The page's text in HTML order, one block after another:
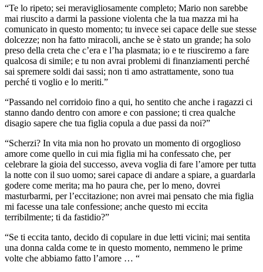
“Te lo ripeto; sei meravigliosamente completo; Mario non sarebbe
mai riuscito a darmi la passione violenta che la tua mazza mi ha
comunicato in questo momento; tu invece sei capace delle sue stesse
dolcezze; non ha fatto miracoli, anche se è stato un grande; ha solo
preso della creta che c’era e l’ha plasmata; io e te riusciremo a fare
qualcosa di simile; e tu non avrai problemi di finanziamenti perché
sai spremere soldi dai sassi; non ti amo astrattamente, sono tua
perché ti voglio e lo meriti.”
“Passando nel corridoio fino a qui, ho sentito che anche i ragazzi ci
stanno dando dentro con amore e con passione; ti crea qualche
disagio sapere che tua figlia copula a due passi da noi?”
“Scherzi? In vita mia non ho provato un momento di orgoglioso
amore come quello in cui mia figlia mi ha confessato che, per
celebrare la gioia del successo, aveva voglia di fare l’amore per tutta
la notte con il suo uomo; sarei capace di andare a spiare, a guardarla
godere come merita; ma ho paura che, per lo meno, dovrei
masturbarmi, per l’eccitazione; non avrei mai pensato che mia figlia
mi facesse una tale confessione; anche questo mi eccita
terribilmente; ti da fastidio?”
“Se ti eccita tanto, decido di copulare in due letti vicini; mai sentita
una donna calda come te in questo momento, nemmeno le prime
volte che abbiamo fatto l’amore … “